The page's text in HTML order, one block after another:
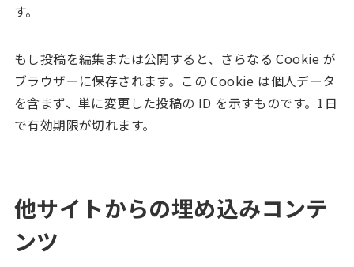
す。
もし投稿を編集または公開すると、さらなる Cookie が
ブラウザーに保存されます。この Cookie は個人データ
を含まず、単に変更した投稿の ID を示すものです。1日
で有効期限が切れます。
他サイトからの埋め込みコンテ
ンツ